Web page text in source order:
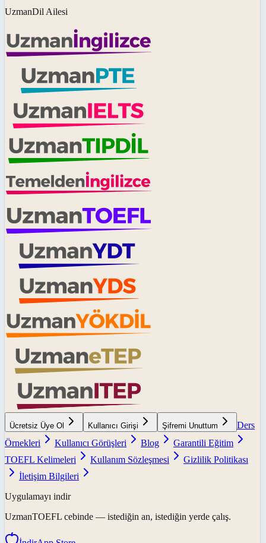
UzmanDil Ailesi
Ücretsiz Üye Ol Kullanıcı Girişi Şifremi Unuttum
Ders
Örnekleri
Kullanıcı Görüşleri Blog
Garantili Eğitim
TOEFL Kelimeleri
Kullanım Sözleşmesi
Gizlilik Politikası
İletişim Bilgileri
Uygulamayı indir
UzmanTOEFL cebinde — istediğin an, istediğin yerde çalış.